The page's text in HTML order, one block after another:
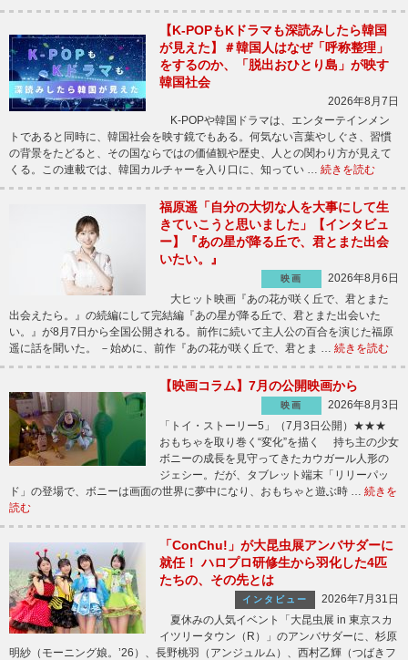
【K-POPもKドラマも深読みしたら韓国
が見えた】＃韓国人はなぜ「呼称整理」
をするのか、「脱出おひとり島」が映す
韓国社会
2026年8月7日
K-POPや韓国ドラマは、エンターテインメン
トであると同時に、韓国社会を映す鏡でもある。何気ない言葉やしぐさ、習慣
の背景をたどると、その国ならではの価値観や歴史、人との関わり方が見えて
くる。この連載では、韓国カルチャーを入り口に、知ってい … 続きを読む
福原遥「自分の大切な人を大事にして生
きていこうと思いました」【インタビュ
ー】『あの星が降る丘で、君とまた出会
いたい。』
映画
2026年8月6日
大ヒット映画『あの花が咲く丘で、君とまた
出会えたら。』の続編にして完結編『あの星が降る丘で、君とまた出会いた
い。』が8月7日から全国公開される。前作に続いて主人公の百合を演じた福原
遥に話を聞いた。 －始めに、前作『あの花が咲く丘で、君とま … 続きを読む
【映画コラム】7月の公開映画から
映画
2026年8月3日
「トイ・ストーリー5」（7月3日公開）★★★
おもちゃを取り巻く“変化”を描く 持ち主の少女
ボニーの成長を見守ってきたカウガール人形の
ジェシー。だが、タブレット端末「リリーパッ
ド」の登場で、ボニーは画面の世界に夢中になり、おもちゃと遊ぶ時 … 続きを
読む
「ConChu!」が大昆虫展アンバサダーに
就任！ ハロプロ研修生から羽化した4匹
たちの、その先とは
インタビュー
2026年7月31日
夏休みの人気イベント「大昆虫展 in 東京スカ
イツリータウン（R）」のアンバサダーに、杉原
明紗（モーニング娘。’26）、長野桃羽（アンジュルム）、西村乙輝（つばきフ